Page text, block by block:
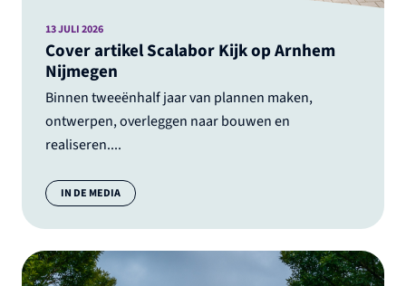
Cover artikel Scalabor Kijk op Arnhem
Nijmegen
Binnen tweeënhalf jaar van plannen maken,
ontwerpen, overleggen naar bouwen en
realiseren....
13 JULI 2026
Categorie:
IN DE MEDIA